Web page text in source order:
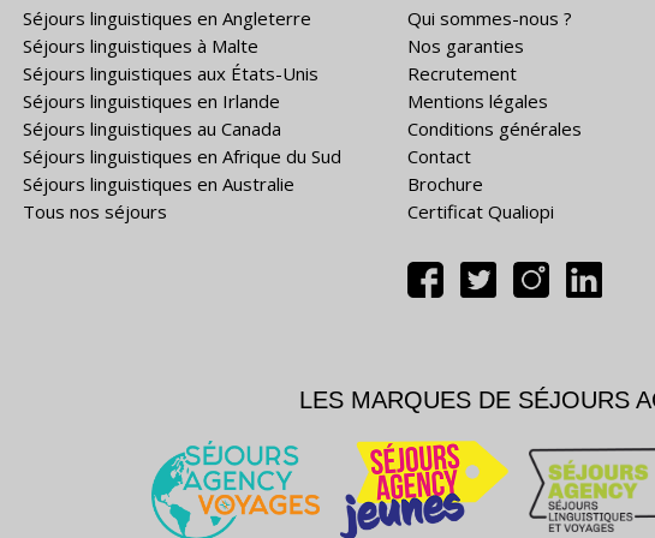
Séjours linguistiques en Angleterre
Séjours linguistiques à Malte
Séjours linguistiques aux États-Unis
Séjours linguistiques en Irlande
Séjours linguistiques au Canada
Séjours linguistiques en Afrique du Sud
Séjours linguistiques en Australie
Tous nos séjours
Qui sommes-nous ?
Nos garanties
Recrutement
Mentions légales
Conditions générales
Contact
Brochure
Certificat Qualiopi
LES MARQUES DE SÉJOURS